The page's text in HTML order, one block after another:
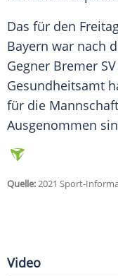
Das für den
Bayern war nach
Gegner Bremer
Gesundheitsamt
für die
Ausgenommen
Quelle:2021 Sport-
Video